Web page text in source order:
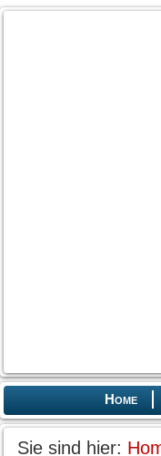
Home
Sie sind hier: